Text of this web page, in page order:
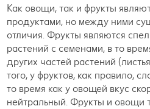
Как овощи, так и фрукты
продуктами, но между ними
отличия. Фрукты являются
растений с семенами, в то
других частей растений
того, у фруктов, как правило,
то время как у овощей вкус
нейтральный. Фрукты и овощи